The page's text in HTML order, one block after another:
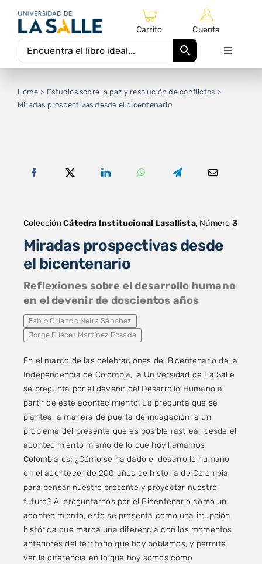
contenido
Carrito Cuenta
Toggle
Home
Estudios sobre la paz y resolución de conflictos
Miradas prospectivas desde el bicentenario
ColecciónCátedra Institucional Lasallista, Número 3
Miradas prospectivas desde
el bicentenario
Reflexiones sobre el desarrollo humano
en el devenir de doscientos años
Fabio Orlando Neira Sánchez
Jorge Eliécer Martínez Posada
En el marco de las celebraciones del Bicentenario de la
Independencia de Colombia, la Universidad de La Salle
se pregunta por el devenir del Desarrollo Humano a
partir de este acontecimiento. La pregunta que se
plantea, a manera de puerta de indagación, a un
problema del presente que es posible rastrear desde el
acontecimiento mismo de lo que hoy llamamos
Colombia es: ¿Cómo se ha dado el desarrollo humano
en el acontecer de 200 años de historia de Colombia
para pensar nuestro presente y proyectar nuestro
futuro? Al preguntarnos por el Bicentenario como un
acontecimiento, este se presenta como una irrupción
histórica que marca una diferencia con los momentos
anteriores del territorio que hoy poblamos, y permite
ver la diferencia en lo que hoy somos como